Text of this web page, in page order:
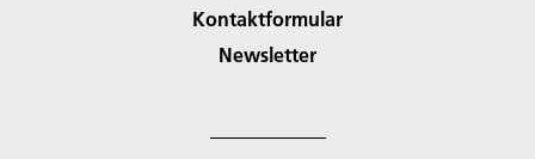
Kontaktformular
Newsletter